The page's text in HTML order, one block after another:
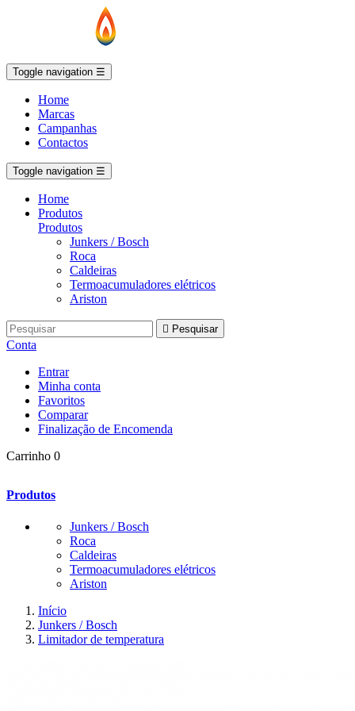
Toggle navigation ☰
Home
Marcas
Campanhas
Contactos
Toggle navigation ☰
Home
Produtos
Produtos
Junkers / Bosch
Roca
Caldeiras
Termoacumuladores elétricos
Ariston
 Pesquisar
Conta
Entrar
Minha conta
Favoritos
Comparar
Finalização de Encomenda
Carrinho 0
Produtos
Junkers / Bosch
Roca
Caldeiras
Termoacumuladores elétricos
Ariston
Início
Junkers / Bosch
Limitador de temperatura